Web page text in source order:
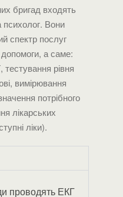
бригад входять
психолог. Вони
спектр послуг
допомоги, а саме:
рівня
вимірювання
потрібного
лікарських
ліки).
проводять ЕКГ